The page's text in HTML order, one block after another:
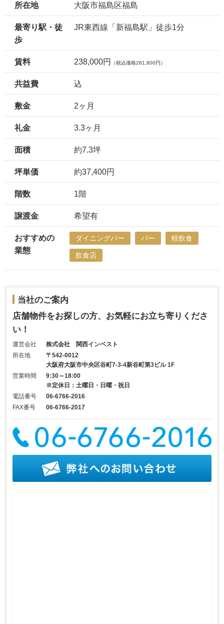
所在地 大阪市福島区福島
最寄り駅・徒
歩
JR東西線「新福島駅」徒歩1分
賃料 238,000円 （税込価格261,800円）
共益費 込
敷金 2ヶ月
礼金 3.3ヶ月
面積 約7.3坪
坪単価 約37,400円
階数 1階
譲渡金 希望有
おすすめの
業態
ダイニングバー バー 軽飲食
飲食店
当社のご案内
店舗物件をお探しの方、お気軽にお立ち寄りくださ
い！
運営会社
株式会社 関西インベスト
所在地
〒542-0012
大阪府大阪市中央区谷町7-3-4新谷町第3ビル 1F
営業時間
9:30～18:00
※定休日：土曜日・日曜・祝日
電話番号
06-6766-2016
FAX番号
06-6766-2017